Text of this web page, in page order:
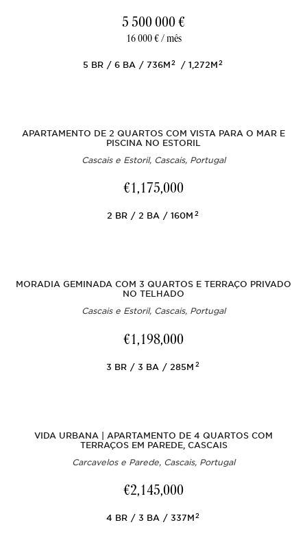
5 500 000 €
16 000 € / mês
5 BR 6BA 736M2 1,272M2
APARTAMENTO DE 2 QUARTOS COM VISTA PARA O MAR E
PISCINA NO ESTORIL
Cascais e Estoril, Cascais, Portugal
€1,175,000
2 BR 2 BA 160M2
MORADIA GEMINADA COM 3 QUARTOS E TERRAÇO PRIVADO
NO TELHADO
Cascais e Estoril, Cascais, Portugal
€1,198,000
3 BR 3 BA 285M2
VIDA URBANA | APARTAMENTO DE 4 QUARTOS COM
TERRAÇOS EM PAREDE, CASCAIS
Carcavelos e Parede, Cascais, Portugal
€2,145,000
4 BR 3 BA 337M2